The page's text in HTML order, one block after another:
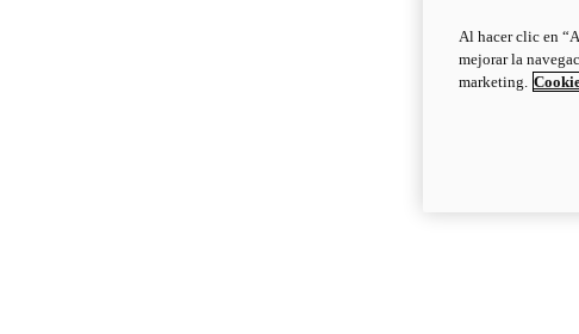
Al hacer clic en
mejorar la
marketing.